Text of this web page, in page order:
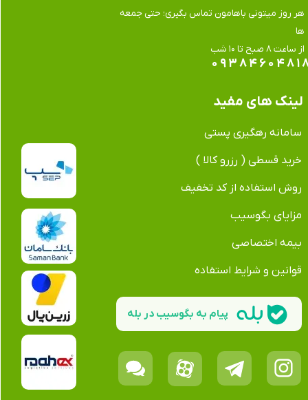
هر روز میتونی باهامون تماس بگیری؛ حتی جمعه
ها
​​​​​​​از ساعت ۸ صبح تا ۱۰ شب
لینک های مفید
سامانه رهگیری پستی
خرید قسطی ( رزرو کالا )
روش استفاده از کد تخفیف
مزایای بگوسیب
بیمه اختصاصی
قوانین و شرایط استفاده
پیام به بگوسیب در بله